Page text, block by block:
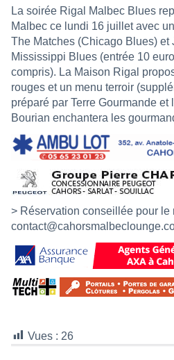
La soirée Rigal Malbec Blues
Malbec ce lundi 16 juillet avec
The Matches (Chicago Blues) et
Mississippi Blues (entrée 10
compris). La Maison Rigal
rouges et un menu terroir
préparé par Terre Gourmande et
Bourian enchantera les
> Réservation conseillée pour le
Vues : 26